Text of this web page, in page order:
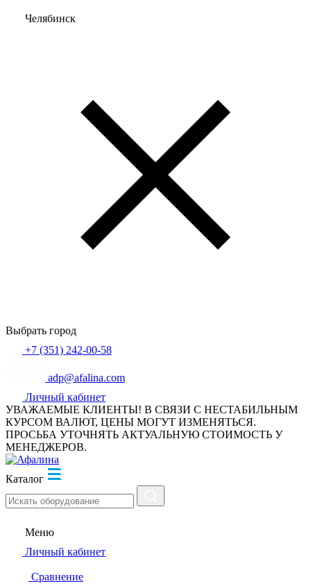
Челябинск
Выбрать город
+7 (351) 242-00-58
adp@afalina.com
Личный кабинет
УВАЖАЕМЫЕ КЛИЕНТЫ! В СВЯЗИ С НЕСТАБИЛЬНЫМ
КУРСОМ ВАЛЮТ, ЦЕНЫ МОГУТ ИЗМЕНЯТЬСЯ.
ПРОСЬБА УТОЧНЯТЬ АКТУАЛЬНУЮ СТОИМОСТЬ У
МЕНЕДЖЕРОВ.
Каталог
Меню
Личный кабинет
Сравнение